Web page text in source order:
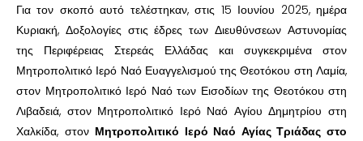
Για τον σκοπό αυτό τελέστηκαν, στις 15 Ιουνίου 2025, ημέρα
Κυριακή, Δοξολογίες στις έδρες των Διευθύνσεων Αστυνομίας
της Περιφέρειας Στερεάς Ελλάδας και συγκεκριμένα στον
Μητροπολιτικό Ιερό Ναό Ευαγγελισμού της Θεοτόκου στη Λαμία,
στον Μητροπολιτικό Ιερό Ναό των Εισοδίων της Θεοτόκου στη
Λιβαδειά, στον Μητροπολιτικό Ιερό Ναό Αγίου Δημητρίου στη
Χαλκίδα, στον Μητροπολιτικό Ιερό Ναό Αγίας Τριάδας στο